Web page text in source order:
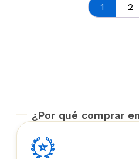
1 2
¿Por qué comprar